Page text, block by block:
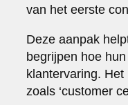
van het eerste
Deze aanpak
begrijpen hoe
klantervaring.
zoals ‘customer